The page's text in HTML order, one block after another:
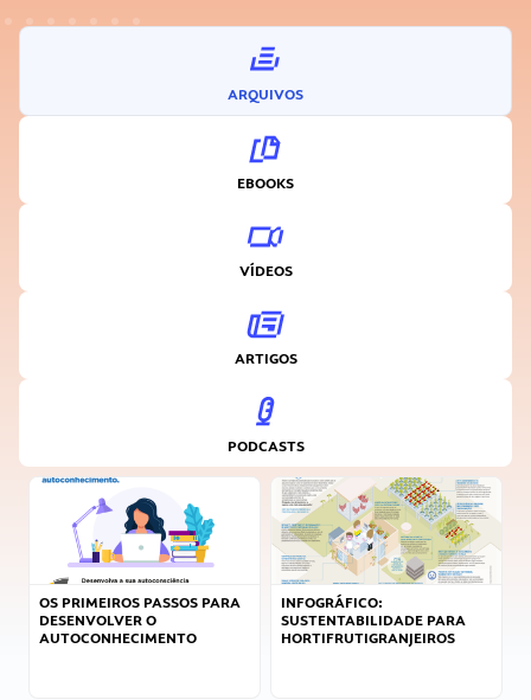
ARQUIVOS
EBOOKS
VÍDEOS
ARTIGOS
PODCASTS
OS PRIMEIROS PASSOS PARA
DESENVOLVER O
AUTOCONHECIMENTO
INFOGRÁFICO:
SUSTENTABILIDADE PARA
HORTIFRUTIGRANJEIROS